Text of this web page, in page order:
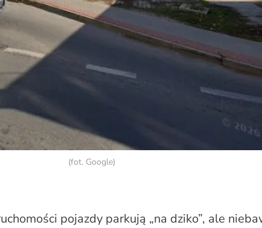
(fot. Google)
pojazdy parkują „na dziko”, ale